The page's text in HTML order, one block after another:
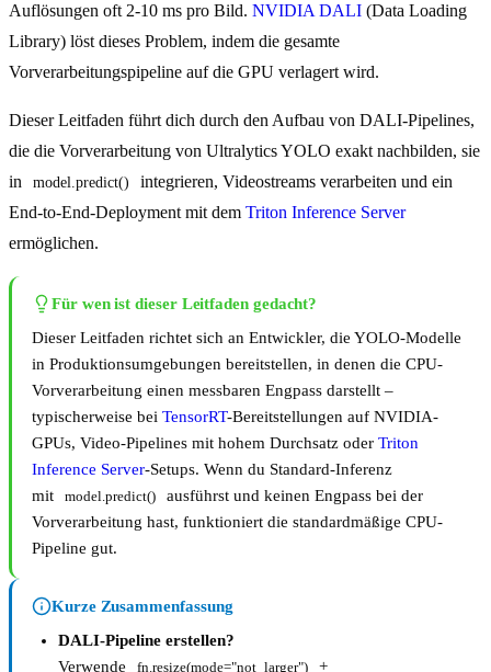
Auflösungen oft 2-10 ms pro Bild. NVIDIA DALI (Data Loading
Library) löst dieses Problem, indem die gesamte
Vorverarbeitungspipeline auf die GPU verlagert wird.
Dieser Leitfaden führt dich durch den Aufbau von DALI-Pipelines,
die die Vorverarbeitung von Ultralytics YOLO exakt nachbilden, sie
in
model.predict()
integrieren, Videostreams verarbeiten und ein
End-to-End-Deployment mit dem Triton Inference Server
ermöglichen.
Für wen ist dieser Leitfaden gedacht?
Dieser Leitfaden richtet sich an Entwickler, die YOLO-Modelle
in Produktionsumgebungen bereitstellen, in denen die CPU-
Vorverarbeitung einen messbaren Engpass darstellt –
typischerweise bei TensorRT-Bereitstellungen auf NVIDIA-
GPUs, Video-Pipelines mit hohem Durchsatz oder Triton
Inference Server-Setups. Wenn du Standard-Inferenz
mit
model.predict()
ausführst und keinen Engpass bei der
Vorverarbeitung hast, funktioniert die standardmäßige CPU-
Pipeline gut.
Kurze Zusammenfassung
DALI-Pipeline erstellen?
Verwende
fn.resize(mode="not_larger") +